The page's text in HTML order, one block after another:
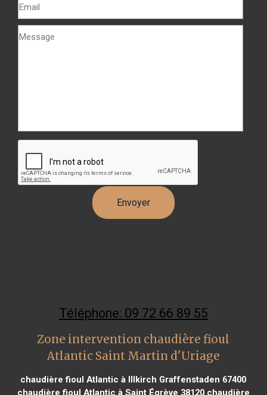
Téléphone: 09 72 66 89 55
Zone intervention chaudière fioul
Atlantic Saint Martin d'Uriage
chaudière fioul Atlantic à Illkirch Graffenstaden 67400
chaudière fioul Atlantic à Saint Égrève 38120chaudière